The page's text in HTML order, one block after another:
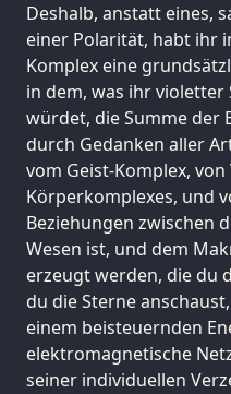
Deshalb, anstatt eines,
einer Polarität, habt ihr
Komplex eine
in dem, was ihr violetter
würdet, die Summe der
durch Gedanken aller
vom Geist-Komplex,
Körperkomplexes, und
Beziehungen zwischen
Wesen ist, und dem
erzeugt werden, die du
du die Sterne
einem beisteuernden
elektromagnetische
seiner individuellen